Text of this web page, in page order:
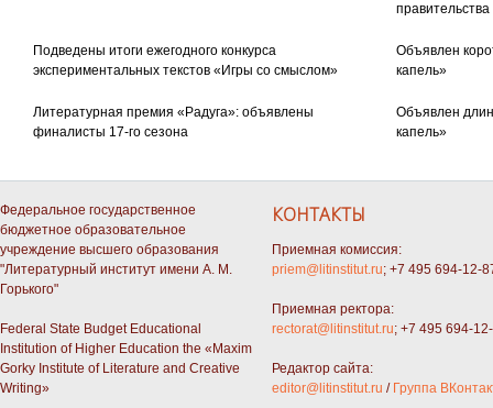
Подведены итоги ежегодного конкурса
экспериментальных текстов «Игры со смыслом»
Объявлен
капель»
Литературная премия «Радуга»: объявлены
финалисты 17-го сезона
Объявлен
капель»
Федеральное государственное
бюджетное образовательное
учреждение высшего образования
"Литературный институт имени А. М.
Горького"
Federal State Budget Educational
Institution of Higher Education the «Maxim
Gorky Institute of Literature and Creative
Writing»
КОНТАКТЫ
Приемная комиссия:
priem@litinstitut.ru; +7 495 694-12-
Приемная ректора:
rectorat@litinstitut.ru; +7 495 694-
Редактор сайта:
editor@litinstitut.ru / Группа